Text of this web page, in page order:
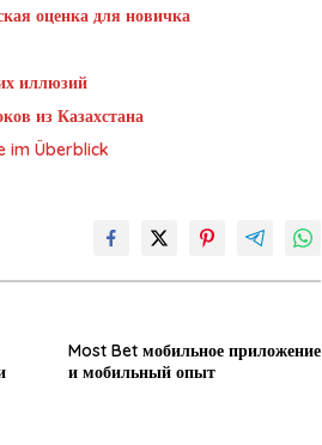
оценка для новичка
иллюзий
из Казахстана
im Überblick
Most Bet мобильное приложение
и мобильный опыт